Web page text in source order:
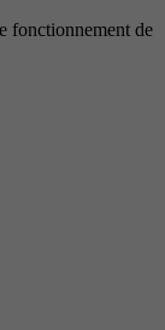
fonctionnement de